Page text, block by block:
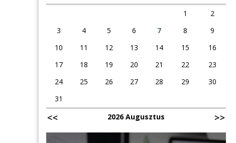
1
2
3
4 5 6 7 8
9
10
11 12 13 14 15
16
17
18 19 20 21 22
23
24
25 26 27 28 29
30
31
2026 Augusztus